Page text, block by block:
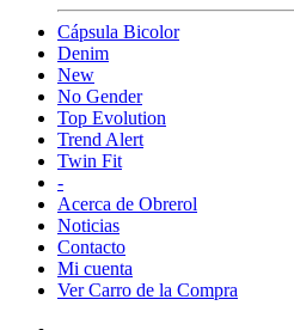
Cápsula Bicolor
Denim
New
No Gender
Top Evolution
Trend Alert
Twin Fit
-
Acerca de Obrerol
Noticias
Contacto
Mi cuenta
Ver Carro de la Compra